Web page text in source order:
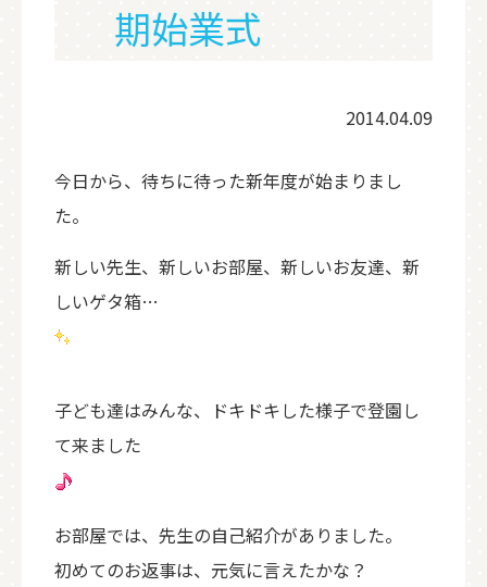
期始業式
2014.04.09
今日から、待ちに待った新年度が始まりまし
た。
新しい先生、新しいお部屋、新しいお友達、新
しいゲタ箱…
子ども達はみんな、ドキドキした様子で登園し
て来ました
お部屋では、先生の自己紹介がありました。
初めてのお返事は、元気に言えたかな？